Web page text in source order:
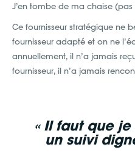
J’en tombe de ma chaise
Ce fournisseur stratégique ne
fournisseur adapté et on ne
annuellement, il n’a jamais
fournisseur, il n’a jamais
« Il faut que
un suivi